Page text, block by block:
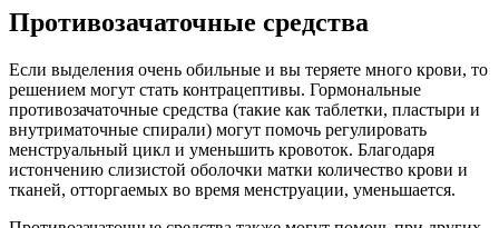
Противозачаточные средства
Если выделения очень обильные и вы теряете много крови, то
решением могут стать контрацептивы. Гормональные
противозачаточные средства (такие как таблетки, пластыри и
внутриматочные спирали) могут помочь регулировать
менструальный цикл и уменьшить кровоток. Благодаря
истончению слизистой оболочки матки количество крови и
тканей, отторгаемых во время менструации, уменьшается.